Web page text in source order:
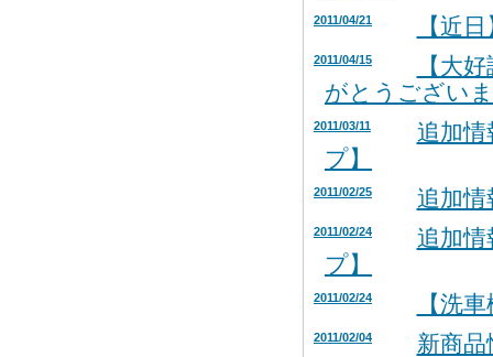
2011/04/21 【近
2011/04/15
【大
がとうござい
2011/03/11
追加
プ】
2011/02/25 追加
2011/02/24
追加
プ】
2011/02/24 【洗
2011/02/04 新商